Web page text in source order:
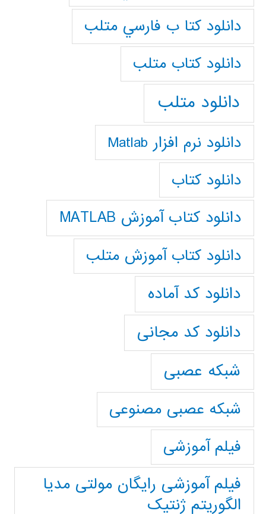
دانلود كتا ب فارسي متلب
دانلود كتاب متلب
دانلود متلب
دانلود نرم افزار Matlab
دانلود کتاب
دانلود کتاب آموزش MATLAB
دانلود کتاب آموزش متلب
دانلود کد آماده
دانلود کد مجانی
شبکه عصبی
شبکه عصبی مصنوعی
فیلم آموزشی
فیلم آموزشی رایگان مولتی مدیا
الگوریتم ژنتیک